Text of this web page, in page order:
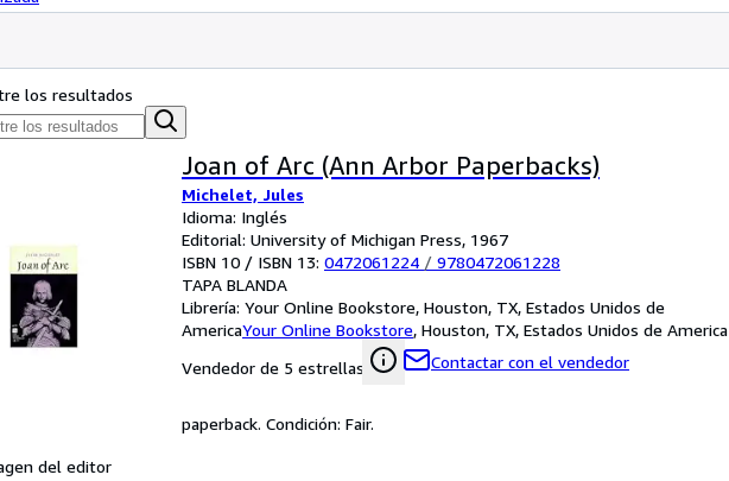
los resultados
del editor
Joan of Arc (Ann Arbor Paperbacks)
Michelet, Jules
Idioma: Inglés
Editorial: University of Michigan Press, 1967
ISBN 10 / ISBN 13: 0472061224 / 9780472061228
TAPA BLANDA
Librería: Your Online Bookstore, Houston, TX, Estados Unidos de
AmericaYour Online Bookstore, Houston, TX, Estados Unidos de America
Vendedor de 5 estrellas
Contactar con el vendedor
paperback. Condición: Fair.